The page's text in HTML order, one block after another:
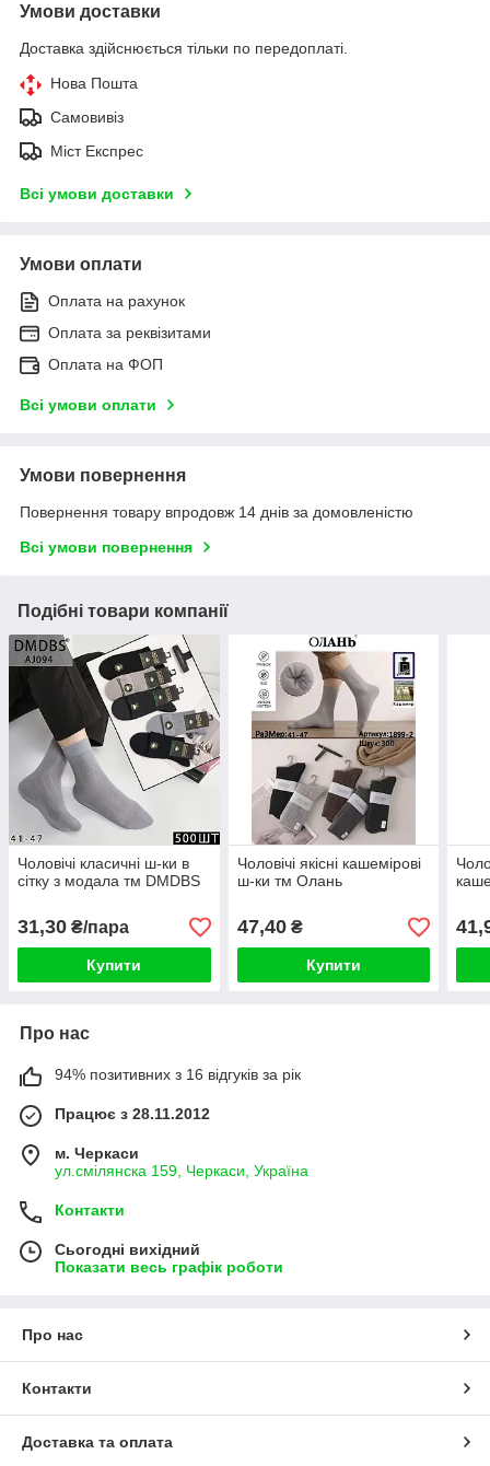
Умови доставки
Доставка здійснюється тільки по передоплаті.
Нова Пошта
Самовивіз
Міст Експрес
Всі умови доставки
Умови оплати
Оплата на рахунок
Оплата за реквізитами
Оплата на ФОП
Всі умови оплати
Умови повернення
Повернення товару впродовж 14 днів за домовленістю
Всі умови повернення
Подібні товари компанії
Чоловічі класичні ш-ки в
сітку з модала тм DMDBS
31,30 ₴/пара
Купити
Чоловічі якісні кашемірові
ш-ки тм Олань
47,40₴
Купити
Про нас
94% позитивних з 16 відгуків за рік
Працює з 28.11.2012
м. Черкаси
ул.смілянска 159, Черкаси, Україна
Контакти
Сьогодні вихідний
Показати весь графік роботи
Про нас
Контакти
Доставка та оплата